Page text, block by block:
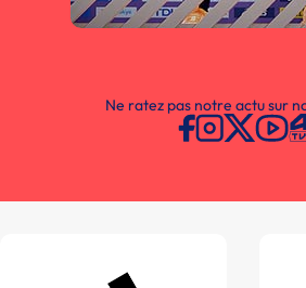
Ne ratez pas notre actu sur